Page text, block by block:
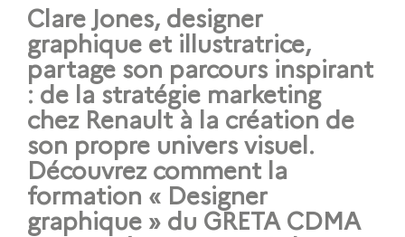
Clare Jones, designer
graphique et illustratrice,
partage son parcours inspirant
: de la stratégie marketing
chez Renault à la création de
son propre univers visuel.
Découvrez comment la
formation « Designer
graphique » du GRETA CDMA